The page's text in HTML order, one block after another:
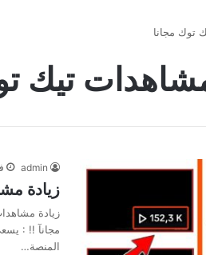
توك مجانا
تيك
admin
زيادة
زيادة
مجانآ !! :
المنصة…